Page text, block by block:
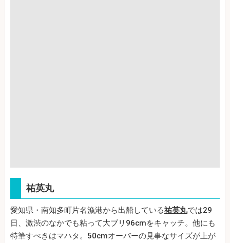
祐英丸
愛知県・南知多町片名漁港から出船している祐英丸では29
日、激渋のなかでも粘って大ブリ96cmをキャッチ。他にも
特筆すべきはマハタ。50cmオーバーの見事なサイズが上が